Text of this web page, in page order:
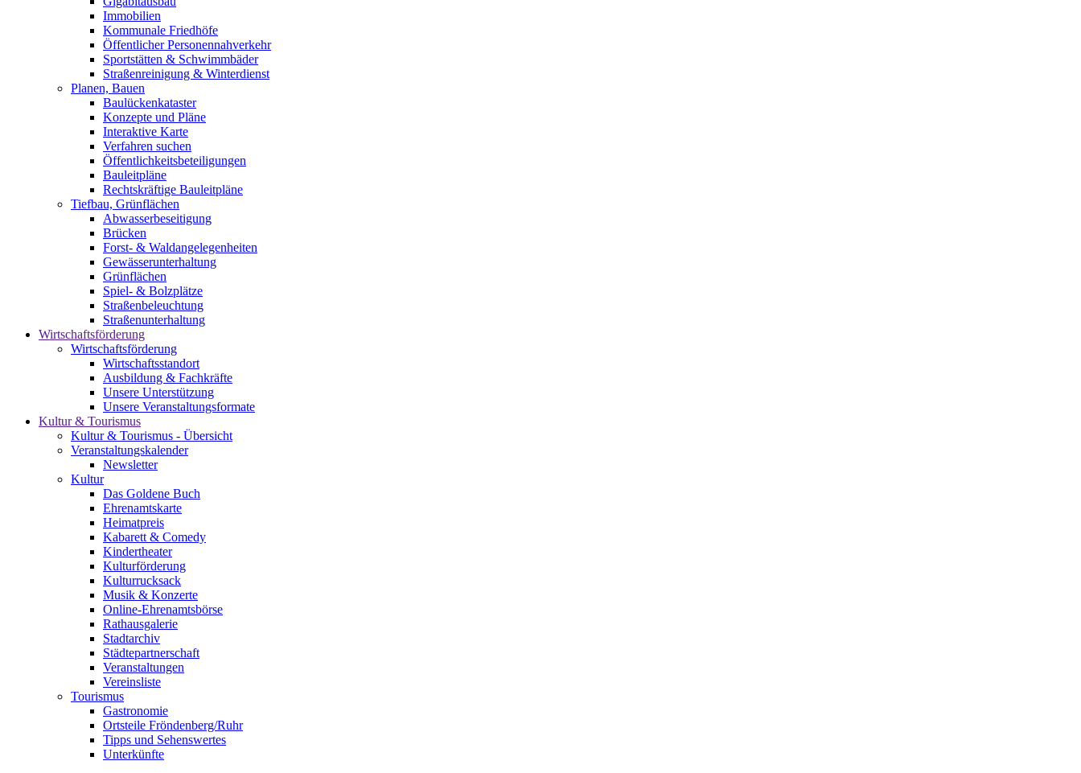
Immobilien
Kommunale Friedhöfe
Öffentlicher Personennahverkehr
Sportstätten & Schwimmbäder
Straßenreinigung & Winterdienst
Planen, Bauen
Baulückenkataster
Konzepte und Pläne
Interaktive Karte
Verfahren suchen
Öffentlichkeitsbeteiligungen
Bauleitpläne
Rechtskräftige Bauleitpläne
Tiefbau, Grünflächen
Abwasserbeseitigung
Brücken
Forst- & Waldangelegenheiten
Gewässerunterhaltung
Grünflächen
Spiel- & Bolzplätze
Straßenbeleuchtung
Straßenunterhaltung
Wirtschaftsförderung
Wirtschaftsförderung
Wirtschaftsstandort
Ausbildung & Fachkräfte
Unsere Unterstützung
Unsere Veranstaltungsformate
Kultur & Tourismus
Kultur & Tourismus - Übersicht
Veranstaltungskalender
Newsletter
Kultur
Das Goldene Buch
Ehrenamtskarte
Heimatpreis
Kabarett & Comedy
Kindertheater
Kulturförderung
Kulturrucksack
Musik & Konzerte
Online-Ehrenamtsbörse
Rathausgalerie
Stadtarchiv
Städtepartnerschaft
Veranstaltungen
Vereinsliste
Tourismus
Gastronomie
Ortsteile Fröndenberg/Ruhr
Tipps und Sehenswertes
Unterkünfte